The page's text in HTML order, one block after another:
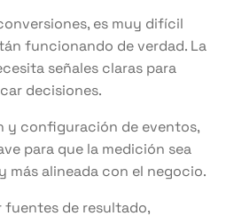
es muy difícil
funcionando de verdad. La
señales claras para
decisiones.
y configuración de eventos,
para que la medición sea
más alineada con el negocio.
de resultado,